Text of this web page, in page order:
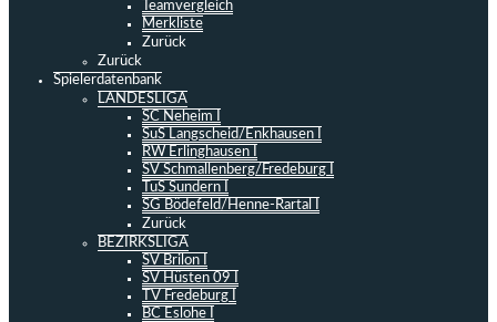
Teamvergleich
Merkliste
Zurück
Zurück
Spielerdatenbank
LANDESLIGA
SC Neheim I
SuS Langscheid/Enkhausen I
RW Erlinghausen I
SV Schmallenberg/Fredeburg I
TuS Sundern I
SG Bödefeld/Henne-Rartal I
Zurück
BEZIRKSLIGA
SV Brilon I
SV Hüsten 09 I
TV Fredeburg I
BC Eslohe I